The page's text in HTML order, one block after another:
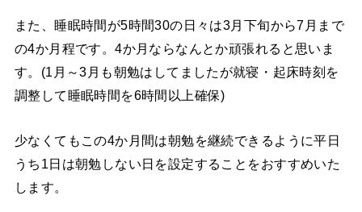
また、睡眠時間が5時間30の日々は3月下旬から7月まで
の4か月程です。4か月ならなんとか頑張れると思いま
す。(1月～3月も朝勉はしてましたが就寝・起床時刻を
調整して睡眠時間を6時間以上確保)
少なくてもこの4か月間は朝勉を継続できるように平日
うち1日は朝勉しない日を設定することをおすすめいた
します。